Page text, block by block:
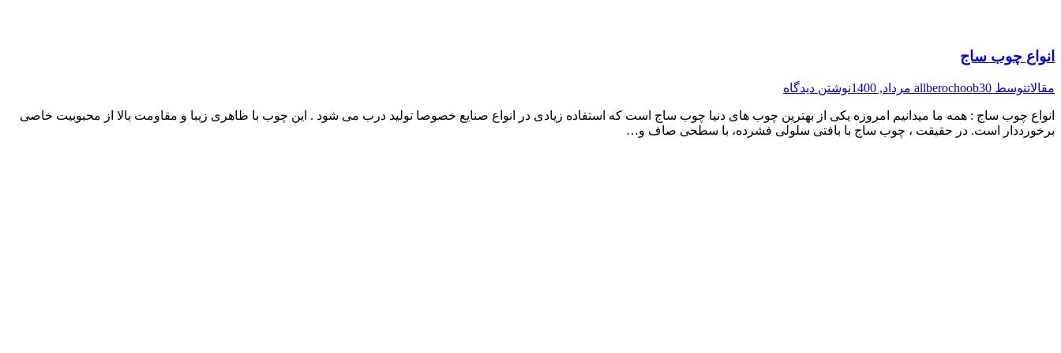
انواع چوب ساج
مقالاتتوسط allberochoob30 مرداد, 1400 نوشتن دیدگاه
انواع چوب ساج : همه ما میدانیم امروزه یکی از بهترین چوب های دنیا چوب ساج است که استفاده زیادی در انواع صنایع خصوصا تولید درب می شود . این چوب با ظاهری زیبا و مقاومت بالا از محبوبیت خاصی
برخورددار است. در حقیقت ، چوب ساج با بافتی سلولی فشرده​​، با سطحی صاف و…